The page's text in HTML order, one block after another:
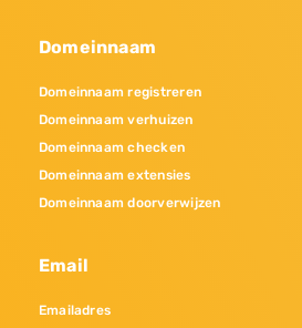
Domeinnaam
Domeinnaam registreren
Domeinnaam verhuizen
Domeinnaam checken
Domeinnaam extensies
Domeinnaam doorverwijzen
Email
Emailadres